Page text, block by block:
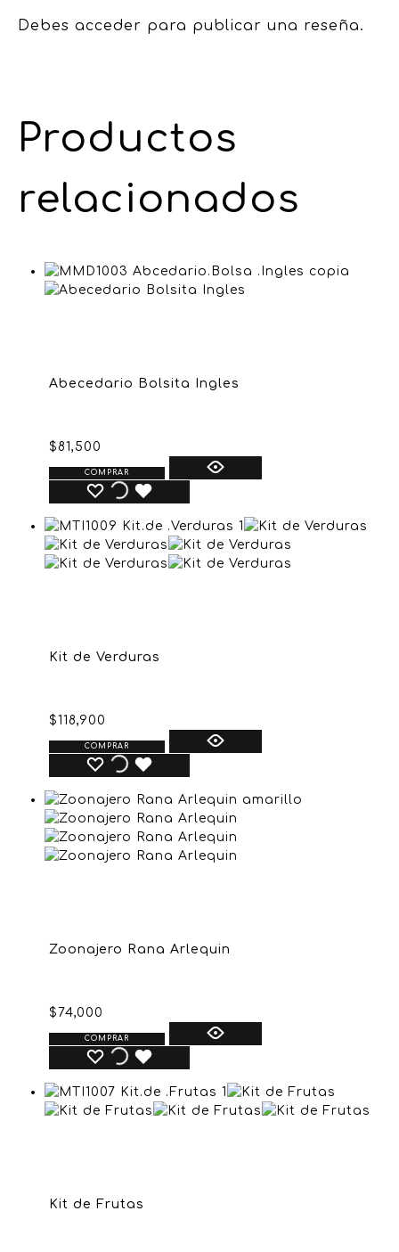
Debes acceder para publicar una reseña.
Productos
relacionados
Abecedario Bolsita Ingles
$ 81,500
COMPRAR
Kit de Verduras
$118,900
COMPRAR
Zoonajero Rana Arlequin
$ 74,000
COMPRAR
Kit de Frutas